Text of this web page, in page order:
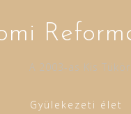
A 2003-as Kis
Gyülekezeti élet